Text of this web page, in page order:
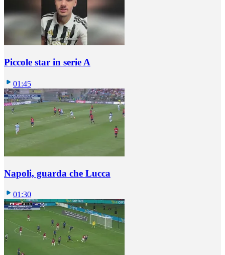
Piccole star in serie A
01:45
Napoli, guarda che Lucca
01:30